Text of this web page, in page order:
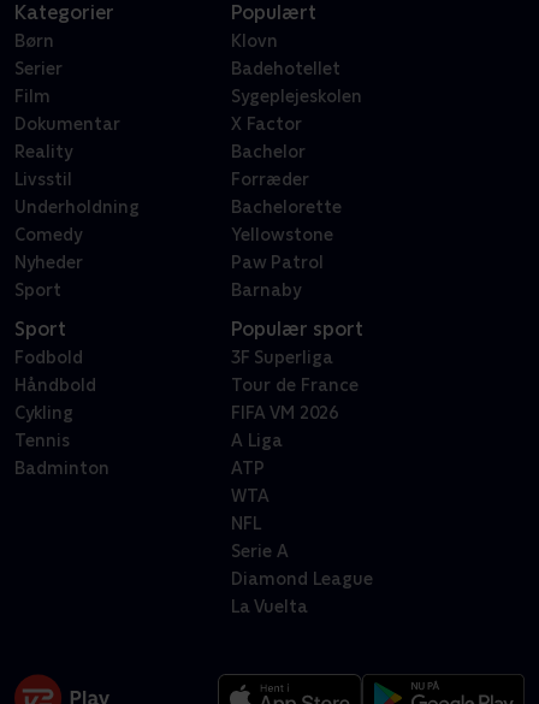
Kategorier
Børn
Serier
Film
Dokumentar
Reality
Livsstil
Underholdning
Comedy
Nyheder
Sport
Populært
Klovn
Badehotellet
Sygeplejeskolen
X Factor
Bachelor
Forræder
Bachelorette
Yellowstone
Paw Patrol
Barnaby
Sport
Fodbold
Håndbold
Cykling
Tennis
Badminton
Populær sport
3F Superliga
Tour de France
FIFA VM 2026
A Liga
ATP
WTA
NFL
Serie A
Diamond League
La Vuelta